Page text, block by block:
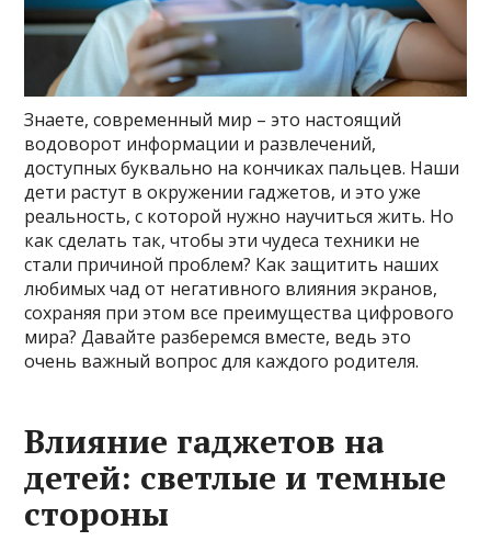
Знаете, современный мир – это настоящий
водоворот информации и развлечений,
доступных буквально на кончиках пальцев. Наши
дети растут в окружении гаджетов, и это уже
реальность, с которой нужно научиться жить. Но
как сделать так, чтобы эти чудеса техники не
стали причиной проблем? Как защитить наших
любимых чад от негативного влияния экранов,
сохраняя при этом все преимущества цифрового
мира? Давайте разберемся вместе, ведь это
очень важный вопрос для каждого родителя.
Влияние гаджетов на
детей: светлые и темные
стороны